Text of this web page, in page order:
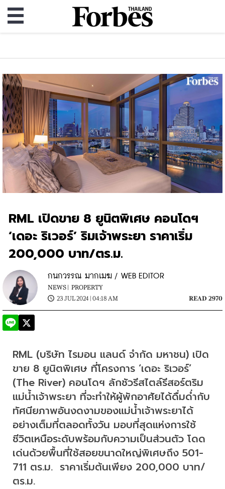
RML เปิดขาย 8 ยูนิตพิเศษ คอนโดฯ
‘เดอะ ริเวอร์’ ริมเจ้าพระยา ราคาเริ่ม
200,000 บาท/ตร.ม.
กนกวรรณ มากเมฆ / WEB EDITOR
NEWS | PROPERTY
23 JUL 2024 | 04:18 AM
READ 2970
RML (บริษัท ไรมอน แลนด์ จำกัด มหาชน) เปิด
ขาย 8 ยูนิตพิเศษ ที่โครงการ ‘เดอะ ริเวอร์’
(The River) คอนโดฯ ลักชัวรีสไตล์รีสอร์ตริม
แม่น้ำเจ้าพระยา ที่จะทำให้ผู้พักอาศัยได้ดื่มด่ำกับ
ทัศนียภาพอันงดงามของแม่น้ำเจ้าพระยาได้
อย่างเต็มที่ตลอดทั้งวัน มอบที่สุดแห่งการใช้
ชีวิตเหนือระดับพร้อมกับความเป็นส่วนตัว โดด
เด่นด้วยพื้นที่ใช้สอยขนาดใหญ่พิเศษถึง 501-
711 ตร.ม.  ราคาเริ่มต้นเพียง 200,000 บาท/
ตร.ม.